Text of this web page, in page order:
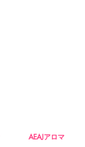
AEAJアロマ